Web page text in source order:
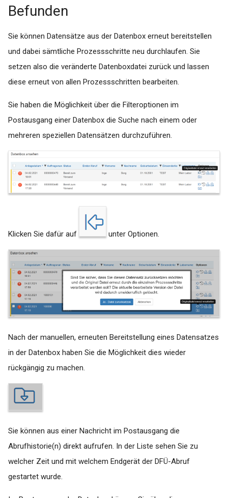
Befunden
Sie können Datensätze aus der Datenbox erneut bereitstellen
und dabei sämtliche Prozessschritte neu durchlaufen. Sie
setzen also die veränderte Datenboxdatei zurück und lassen
diese erneut von allen Prozessschritten bearbeiten.
Sie haben die Möglichkeit über die Filteroptionen im
Postausgang einer Datenbox die Suche nach einem oder
mehreren speziellen Datensätzen durchzuführen.
Klicken Sie dafür auf unter Optionen.
Nach der manuellen, erneuten Bereitstellung eines Datensatzes
in der Datenbox haben Sie die Möglichkeit dies wieder
rückgängig zu machen.
Sie können aus einer Nachricht im Postausgang die
Abrufhistorie(n) direkt aufrufen. In der Liste sehen Sie zu
welcher Zeit und mit welchem Endgerät der DFÜ-Abruf
gestartet wurde.